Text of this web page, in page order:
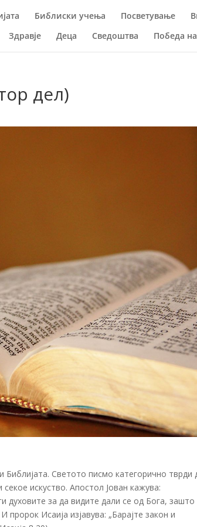
Библиски учења Посветување
Здравје Деца Сведоштва Победа
дел)
Библијата. Светото писмо категорично тврди
искуство. Апостол Јован кажува:
духовите за да видите дали се од Бога, зашто
пророк Исаија изјавува: „Барајте закон и